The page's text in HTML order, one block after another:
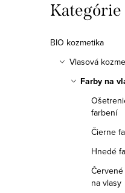
o
č
n
Preskočiť
kategórie
Kategórie
BIO kozmetika
Vlasová
Farby na
farbení
Čierne
Hnedé
na vlasy